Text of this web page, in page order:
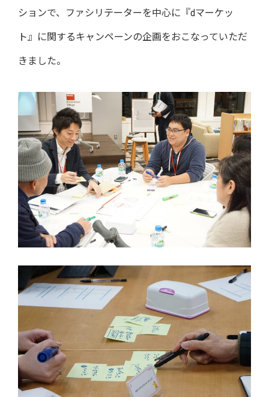
ションで、ファシリテーターを中心に『dマーケッ
ト』に関するキャンペーンの企画をおこなっていただ
きました。